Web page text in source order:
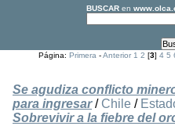
BUSCAR en
Página:Primera -Anterior 1 2 [3]4 5
Se agudiza conflicto
para ingresar/ Chile /
Sobrevivir a la fiebre del